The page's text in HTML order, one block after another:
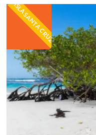
ISLA SANTA CRUZ